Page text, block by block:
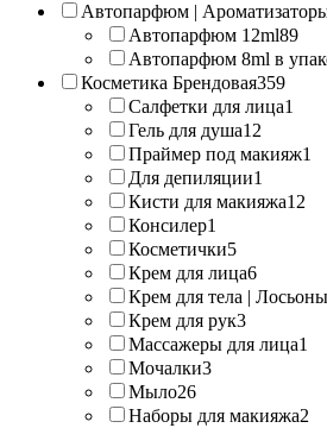
Автопарфюм |
Автопарфюм 12ml89
Автопарфюм 8ml в
Косметика Брендовая359
Салфетки для лица1
Гель для душа12
Праймер под макияж1
Для депиляции1
Кисти для макияжа12
Консилер1
Косметички5
Крем для лица6
Крем для тела | Лосьоны
Крем для рук3
Массажеры для лица1
Мочалки3
Мыло26
Наборы для макияжа2